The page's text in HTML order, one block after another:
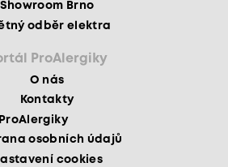
Showroom Brno
odběr elektra
ProAlergiky
O nás
Kontakty
osobních údajů
cookies